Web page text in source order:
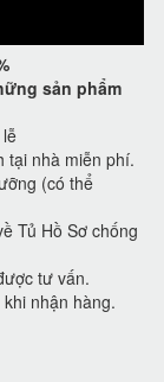
sản phẩm
tại nhà miễn phí.
(có thể
Tủ Hồ Sơ chống
tư vấn.
nhận hàng.